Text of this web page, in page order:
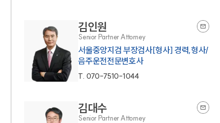
김인원
Senior Partner Attorney
서울중앙지검 부장검사[형사] 경력,형사/
음주운전전문변호사
T. 070-7510-1044
김대수
Senior Partner Attorney